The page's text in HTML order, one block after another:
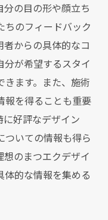
の目の形や顔立ち
ちのフィードバック
からの具体的なコ
分が希望するスタイ
きます。また、施術
報を得ることも重要
好評なデザイン
ついての情報も得ら
のまつエクデザイ
体的な情報を集める